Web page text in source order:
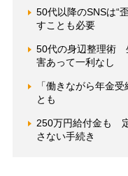
50代以降のSNSは“
すことも必要
50代の身辺整理術
害あって一利なし
「働きながら年金
とも
250万円給付金も
さない手続き